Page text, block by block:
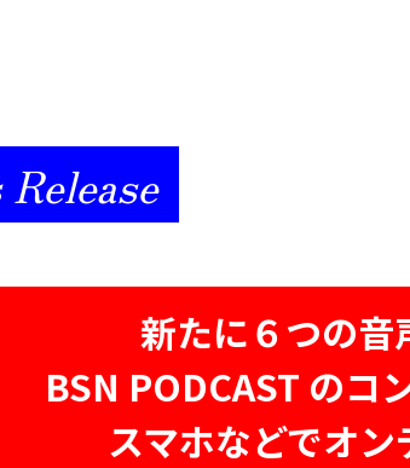
新たに６つの音
BSN PODCAST のコ
スマホなどでオン